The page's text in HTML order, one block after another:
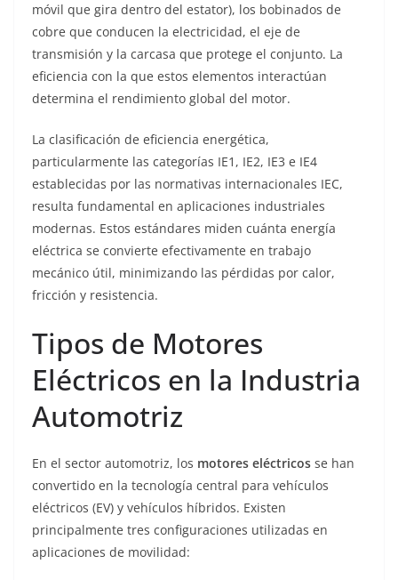
móvil que gira dentro del estator), los bobinados de
cobre que conducen la electricidad, el eje de
transmisión y la carcasa que protege el conjunto. La
eficiencia con la que estos elementos interactúan
determina el rendimiento global del motor.
La clasificación de eficiencia energética,
particularmente las categorías IE1, IE2, IE3 e IE4
establecidas por las normativas internacionales IEC,
resulta fundamental en aplicaciones industriales
modernas. Estos estándares miden cuánta energía
eléctrica se convierte efectivamente en trabajo
mecánico útil, minimizando las pérdidas por calor,
fricción y resistencia.
Tipos de Motores
Eléctricos en la Industria
Automotriz
En el sector automotriz, los motores eléctricos se han
convertido en la tecnología central para vehículos
eléctricos (EV) y vehículos híbridos. Existen
principalmente tres configuraciones utilizadas en
aplicaciones de movilidad: